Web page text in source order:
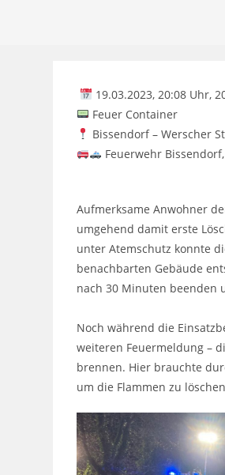
19.03.2023, 20:08 Uhr,
Feuer Container
Bissendorf – Werscher
Feuerwehr
Aufmerksame Anwohner
umgehend damit erste
unter Atemschutz konnte
benachbarten Gebäude
nach 30 Minuten beenden
Noch während die
weiteren Feuermeldung –
brennen. Hier brauchte
um die Flammen zu